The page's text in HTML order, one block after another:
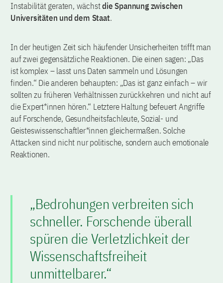
Instabilität geraten, wächstdie Spannung zwischen
Universitäten und dem Staat.
In der heutigen Zeit sich häufender Unsicherheiten trifft man
auf zwei gegensätzliche Reaktionen. Die einen sagen: „Das
ist komplex – lasst uns Daten sammeln und Lösungen
finden.“ Die anderen behaupten: „Das ist ganz einfach – wir
sollten zu früheren Verhältnissen zurückkehren und nicht auf
die Expert*innen hören.“ Letztere Haltung befeuert Angriffe
auf Forschende, Gesundheitsfachleute, Sozial- und
Geisteswissenschaftler*innen gleichermaßen. Solche
Attacken sind nicht nur politische, sondern auch emotionale
Reaktionen.
„Bedrohungen verbreiten sich
schneller. Forschende überall
spüren die Verletzlichkeit der
Wissenschaftsfreiheit
unmittelbarer.“